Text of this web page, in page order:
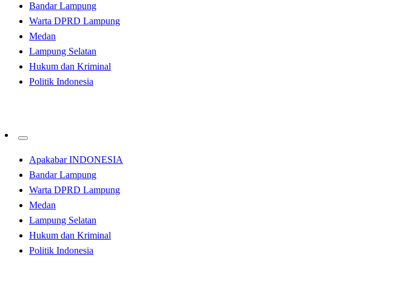
Bandar Lampung
Warta DPRD Lampung
Medan
Lampung Selatan
Hukum dan Kriminal
Politik Indonesia
Apakabar INDONESIA
Bandar Lampung
Warta DPRD Lampung
Medan
Lampung Selatan
Hukum dan Kriminal
Politik Indonesia